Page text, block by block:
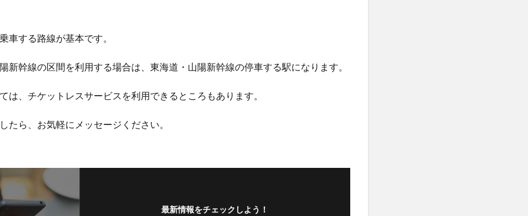
車する路線が基本です。
新幹線の区間を利用する場合は、東海道・山陽新幹線の停車する駅になります。
は、チケットレスサービスを利用できるところもあります。
たら、お気軽にメッセージください。
最新情報をチェックしよう！